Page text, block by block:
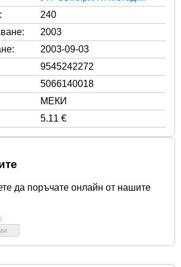
240
2003
2003-09-03
9545242272
5066140018
МЕКИ
5.11 €
да поръчате онлайн от нашите